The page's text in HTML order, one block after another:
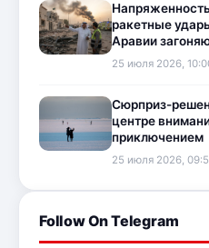
ракетные
Аравии
25 июля 2026,
Сюрприз-
центре
приключением
25 июля 2026,
Follow On Telegram